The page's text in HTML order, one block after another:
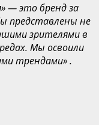
— это бренд за
представлены не
зрителями в
Мы освоили
трендами» .